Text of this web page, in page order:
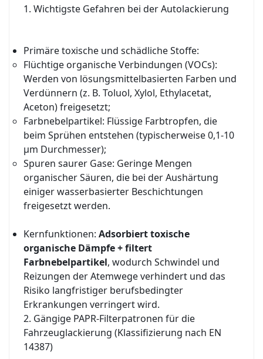
1. Wichtigste Gefahren bei der Autolackierung
Primäre toxische und schädliche Stoffe:
Flüchtige organische Verbindungen (VOCs):
Werden von lösungsmittelbasierten Farben und
Verdünnern (z. B. Toluol, Xylol, Ethylacetat,
Aceton) freigesetzt;
Farbnebelpartikel: Flüssige Farbtropfen, die
beim Sprühen entstehen (typischerweise 0,1-10
μm Durchmesser);
Spuren saurer Gase: Geringe Mengen
organischer Säuren, die bei der Aushärtung
einiger wasserbasierter Beschichtungen
freigesetzt werden.
Kernfunktionen: Adsorbiert toxische
organische Dämpfe + filtert
Farbnebelpartikel, wodurch Schwindel und
Reizungen der Atemwege verhindert und das
Risiko langfristiger berufsbedingter
Erkrankungen verringert wird.
2. Gängige PAPR-Filterpatronen für die
Fahrzeuglackierung (Klassifizierung nach EN
14387)